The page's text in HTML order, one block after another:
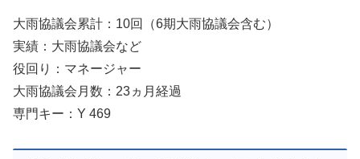
大雨協議会累計：10回（6期大雨協議会含む）
実績：大雨協議会など
役回り：マネージャー
大雨協議会月数：23ヵ月経過
専門キー：Y 469